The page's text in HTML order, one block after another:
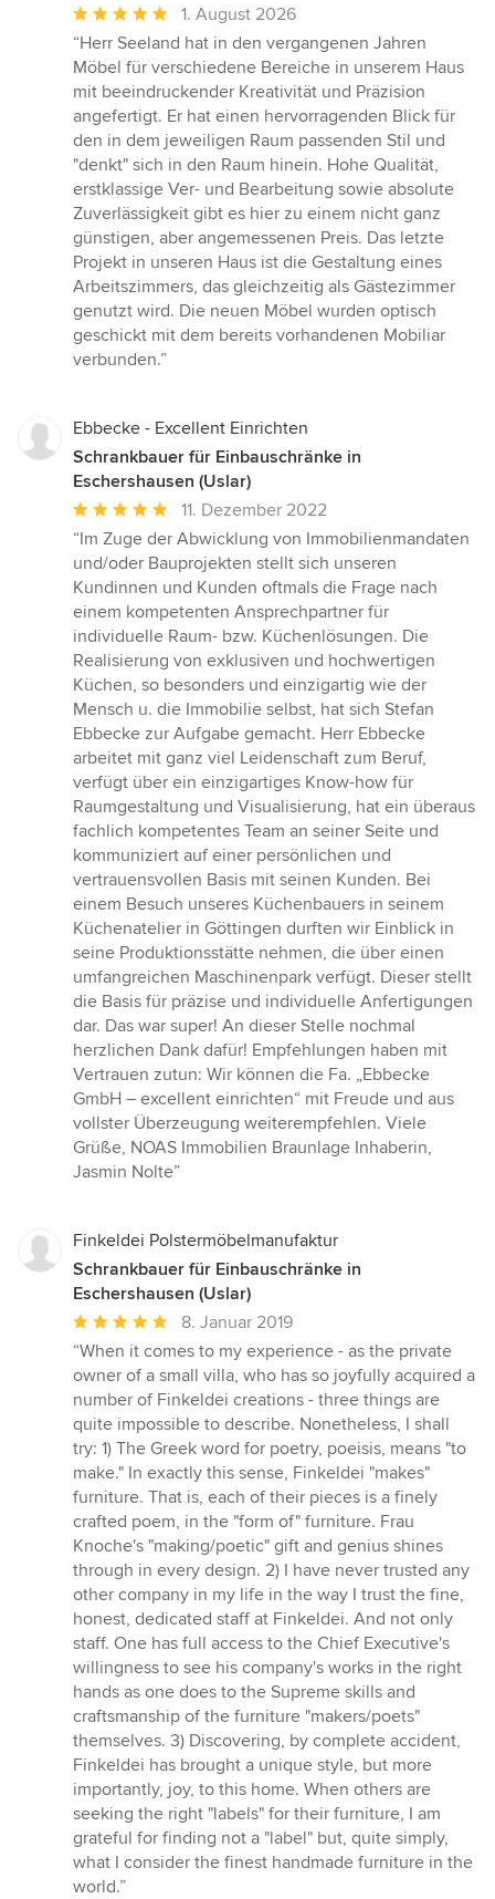
Durchschnittliche
Bewertung:
5
von
5
Sternen
1. August 2026
“Herr Seeland hat in den vergangenen Jahren
Möbel für verschiedene Bereiche in unserem Haus
mit beeindruckender Kreativität und Präzision
angefertigt. Er hat einen hervorragenden Blick für
den in dem jeweiligen Raum passenden Stil und
"denkt" sich in den Raum hinein. Hohe Qualität,
erstklassige Ver- und Bearbeitung sowie absolute
Zuverlässigkeit gibt es hier zu einem nicht ganz
günstigen, aber angemessenen Preis. Das letzte
Projekt in unseren Haus ist die Gestaltung eines
Arbeitszimmers, das gleichzeitig als Gästezimmer
genutzt wird. Die neuen Möbel wurden optisch
geschickt mit dem bereits vorhandenen Mobiliar
verbunden.”
Ebbecke - Excellent Einrichten
Schrankbauer für Einbauschränke in
Eschershausen (Uslar)
Durchschnittliche
Bewertung:
5
von
5
Sternen
11. Dezember 2022
“Im Zuge der Abwicklung von Immobilienmandaten
und/oder Bauprojekten stellt sich unseren
Kundinnen und Kunden oftmals die Frage nach
einem kompetenten Ansprechpartner für
individuelle Raum- bzw. Küchenlösungen. Die
Realisierung von exklusiven und hochwertigen
Küchen, so besonders und einzigartig wie der
Mensch u. die Immobilie selbst, hat sich Stefan
Ebbecke zur Aufgabe gemacht. Herr Ebbecke
arbeitet mit ganz viel Leidenschaft zum Beruf,
verfügt über ein einzigartiges Know-how für
Raumgestaltung und Visualisierung, hat ein überaus
fachlich kompetentes Team an seiner Seite und
kommuniziert auf einer persönlichen und
vertrauensvollen Basis mit seinen Kunden. Bei
einem Besuch unseres Küchenbauers in seinem
Küchenatelier in Göttingen durften wir Einblick in
seine Produktionsstätte nehmen, die über einen
umfangreichen Maschinenpark verfügt. Dieser stellt
die Basis für präzise und individuelle Anfertigungen
dar. Das war super! An dieser Stelle nochmal
herzlichen Dank dafür! Empfehlungen haben mit
Vertrauen zutun: Wir können die Fa. „Ebbecke
GmbH – excellent einrichten“ mit Freude und aus
vollster Überzeugung weiterempfehlen. Viele
Grüße, NOAS Immobilien Braunlage Inhaberin,
Jasmin Nolte”
Finkeldei Polstermöbelmanufaktur
Schrankbauer für Einbauschränke in
Eschershausen (Uslar)
Durchschnittliche
Bewertung:
5
von
5
Sternen
8. Januar 2019
“When it comes to my experience - as the private
owner of a small villa, who has so joyfully acquired a
number of Finkeldei creations - three things are
quite impossible to describe. Nonetheless, I shall
try: 1) The Greek word for poetry, poeisis, means "to
make." In exactly this sense, Finkeldei "makes"
furniture. That is, each of their pieces is a finely
crafted poem, in the "form of" furniture. Frau
Knoche's "making/poetic" gift and genius shines
through in every design. 2) I have never trusted any
other company in my life in the way I trust the fine,
honest, dedicated staff at Finkeldei. And not only
staff. One has full access to the Chief Executive's
willingness to see his company's works in the right
hands as one does to the Supreme skills and
craftsmanship of the furniture "makers/poets"
themselves. 3) Discovering, by complete accident,
Finkeldei has brought a unique style, but more
importantly, joy, to this home. When others are
seeking the right "labels" for their furniture, I am
grateful for finding not a "label" but, quite simply,
what I consider the finest handmade furniture in the
world.”